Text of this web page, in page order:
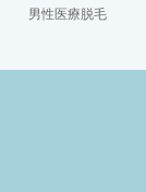
男性医療脱毛